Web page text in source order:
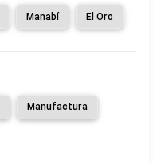
Manabí El Oro
Manufactura